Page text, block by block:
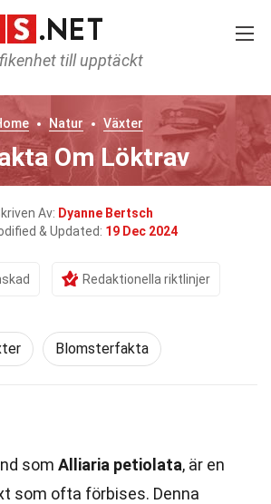
till upptäckt
Natur Växter
Om Löktrav
Av: Dyanne Bertsch
& Updated: 19 Dec 2024
Redaktionella riktlinjer
Blomsterfakta
som Alliaria petiolata, är en
som ofta förbises. Denna